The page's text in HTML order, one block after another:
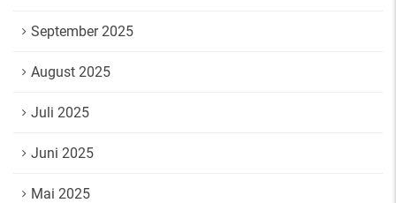
September 2025
August 2025
Juli 2025
Juni 2025
Mai 2025